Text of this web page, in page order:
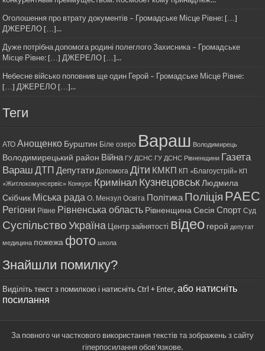
Оголошення про втрату документів – Громадське Місце Рівне: […]
ДЖЕРЕЛО […]...
Дуже потрібна допомога родині полеглого Захисника – Громадське
Місце Рівне: […] ДЖЕРЕЛО […]...
Небесне військо поповнив ще один Герой – Громадське Місце Рівне:
[…] ДЖЕРЕЛО […]...
Теги
АТО Анощенко Бурштин Біле озеро Вараш Володимирець
Володимирецький район Війна ГУ ДСНС ГУ ДСНС Рівненщини Газета
Вараш ДТП Депутати Допомога Діти КМКП КП «Благоустрій» КП
«Житлокомунсервіс» Конкурс Кримінал Кузнецовськ Людмила
Скібчик Міська рада О. Мензул Освіта ПолітикаПоліція РАЕС
Регіони Рівне Рівненська область Рівненщина Сесія Спорт Суд
Суспільство Україна Центр зайнятості відео герой депутат
медицина пожежа фото школа
Знайшли помилку?
Виділіть текст з помилкою і натисніть Ctrl + Enter,або натисніть
посилання
За повного чи часткового використання текстів та зображень з сайту
гіперпосилання обов'язкове.